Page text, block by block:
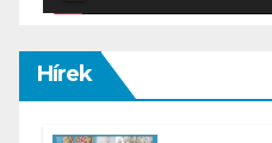
Hírek